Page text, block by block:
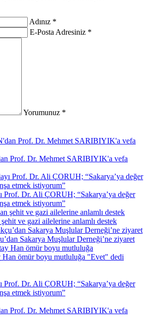
Adınız *
E-Posta Adresiniz *
Yorumunuz *
Prof. Dr. Mehmet SARIBIYIK'a vefa
Prof. Dr. Ali ÇORUH; “Sakarya’ya değer
etmek istiyorum”
ve gazi ailelerine anlamlı destek
Sakarya Muşlular Derneği’ne ziyaret
Han ömür boyu mutluluğa "Evet" dedi
Prof. Dr. Ali ÇORUH; “Sakarya’ya değer
etmek istiyorum”
Prof. Dr. Mehmet SARIBIYIK'a vefa